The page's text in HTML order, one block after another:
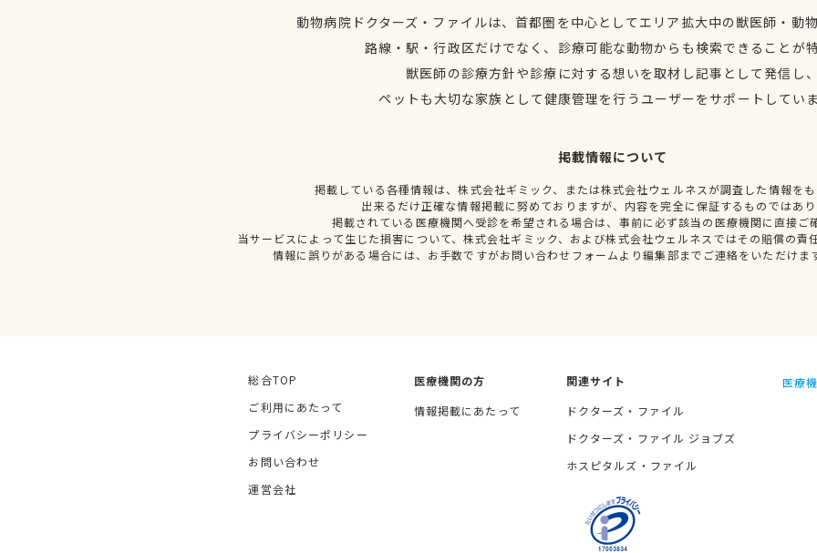
動物病院ドクターズ・ファイルは、首都圏を中心としてエリア拡大中の獣医師・動
路線・駅・行政区だけでなく、診療可能な動物からも検索できることが
獣医師の診療方針や診療に対する想いを取材し記事として発信し
ペットも大切な家族として健康管理を行うユーザーをサポートしてい
掲載情報について
掲載している各種情報は、株式会社ギミック、または株式会社ウェルネスが調査した情報を
出来るだけ正確な情報掲載に努めておりますが、内容を完全に保証するものではあ
掲載されている医療機関へ受診を希望される場合は、事前に必ず該当の医療機関に直接ご
当サービスによって生じた損害について、株式会社ギミック、および株式会社ウェルネスではその賠償の責
情報に誤りがある場合には、お手数ですがお問い合わせフォームより編集部までご連絡をいただけま
総合TOP
ご利用にあたって
プライバシーポリシー
お問い合わせ
運営会社
医療機関の方
情報掲載にあたって
関連サイト
ドクターズ・ファイル
ドクターズ・ファイル ジョブズ
ホスピタルズ・ファイル
医療